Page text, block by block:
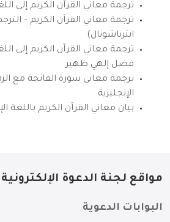
ترجمة معاني القرآن الكريم إلى
ترجمة معاني القرآن الكريم –
انترناشونال)
ترجمة معاني القرآن الكريم إلى
فضل إلهي ظهير
ترجمة معاني سورة الفاتحة مع
الإنجليزية
بيان معاني القرآن الكريم باللغة
مواقع لجنة الدعوة الإلكترونية
البوابات الدعوية